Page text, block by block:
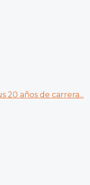
20 años de carrera...